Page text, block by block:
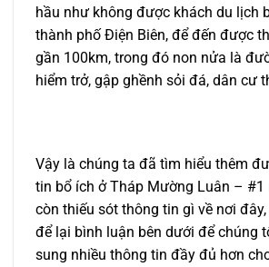
hầu như không được khách du lịch
thành phố Điện Biên, để đến được
gần 100km, trong đó non nửa là
hiểm trở, gập ghềnh sỏi đá, dân cư
Vậy là chúng ta đã tìm hiểu thêm
tin bổ ích ở Tháp Mường Luân – #1
còn thiếu sót thông tin gì về nơi
để lại bình luận bên dưới để chúng
sung nhiều thông tin đầy đủ hơn